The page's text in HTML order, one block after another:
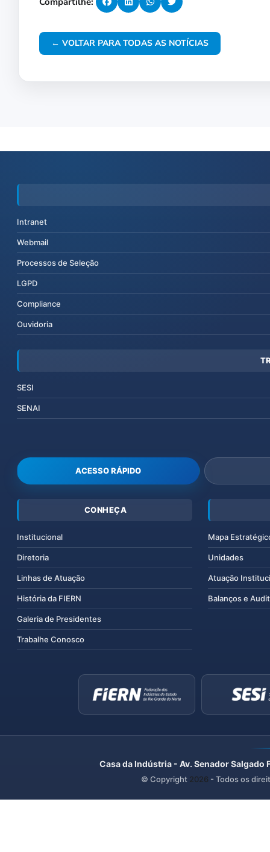
← VOLTAR PARA TODAS AS NOTÍCIAS
Intranet
Webmail
Processos de Seleção
LGPD
Compliance
Ouvidoria
SESI
SENAI
ACESSO RÁPIDO
CONHEÇA
Institucional
Diretoria
Linhas de Atuação
História da FIERN
Galeria de Presidentes
Trabalhe Conosco
Mapa
Unidades
Atuação
Balanços e
Casa da Indústria - Av. Senador
© Copyright 2026 - Todos os